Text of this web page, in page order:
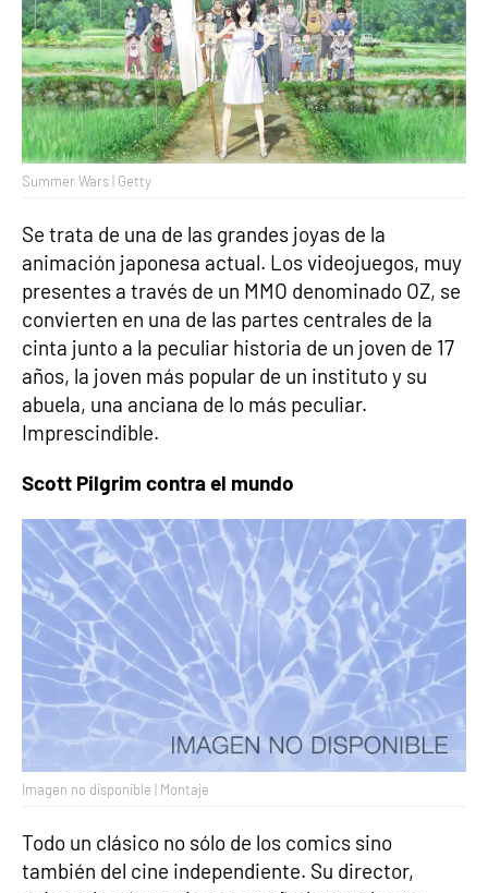
Summer Wars | Getty
Se trata de una de las grandes joyas de la
animación japonesa actual. Los videojuegos, muy
presentes a través de un MMO denominado OZ, se
convierten en una de las partes centrales de la
cinta junto a la peculiar historia de un joven de 17
años, la joven más popular de un instituto y su
abuela, una anciana de lo más peculiar.
Imprescindible.
Scott Pilgrim contra el mundo
Imagen no disponible | Montaje
Todo un clásico no sólo de los comics sino
también del cine independiente. Su director,